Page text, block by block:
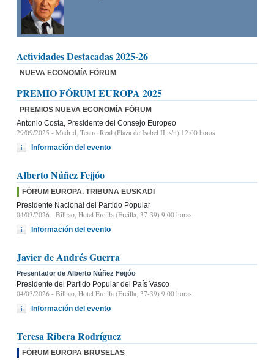
Actividades Destacadas 2025-26
NUEVA ECONOMÍA FÓRUM
PREMIO FÓRUM EUROPA 2025
PREMIOS NUEVA ECONOMÍA FÓRUM
Antonio Costa, Presidente del Consejo Europeo
29/09/2025 - Madrid, Teatro Real (Plaza de Isabel II, s/n) 12:00 horas
Información del evento
Alberto Núñez Feijóo
FÓRUM EUROPA. TRIBUNA EUSKADI
Presidente Nacional del Partido Popular
04/03/2026 - Bilbao, Hotel Ercilla (Ercilla, 37-39) 9:00 horas
Información del evento
Javier de Andrés Guerra
Presentador de Alberto Núñez Feijóo
Presidente del Partido Popular del País Vasco
04/03/2026 - Bilbao, Hotel Ercilla (Ercilla, 37-39) 9:00 horas
Información del evento
Teresa Ribera Rodríguez
FÓRUM EUROPA BRUSELAS